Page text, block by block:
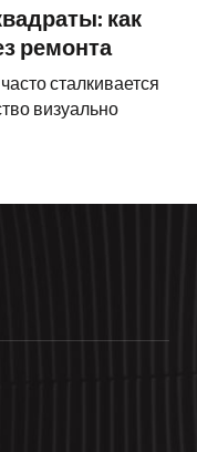
как
ремонта
сталкивается
визуально